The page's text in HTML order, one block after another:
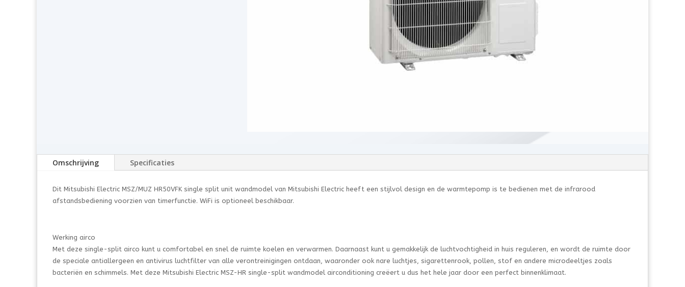
Omschrijving Specificaties
Dit Mitsubishi Electric MSZ/MUZ HR50VFK single split unit wandmodel van Mitsubishi Electric heeft een stijlvol design en de warmtepomp is te bedienen met de infrarood
afstandsbediening voorzien van timerfunctie. WiFi is optioneel beschikbaar.
Werking airco
Met deze single-split airco kunt u comfortabel en snel de ruimte koelen en verwarmen. Daarnaast kunt u gemakkelijk de luchtvochtigheid in huis reguleren, en wordt de ruimte door
de speciale antiallergeen en antivirus luchtfilter van alle verontreinigingen ontdaan, waaronder ook nare luchtjes, sigarettenrook, pollen, stof en andere microdeeltjes zoals
bacteriën en schimmels. Met deze Mitsubishi Electric MSZ-HR single-split wandmodel airconditioning creëert u dus het hele jaar door een perfect binnenklimaat.